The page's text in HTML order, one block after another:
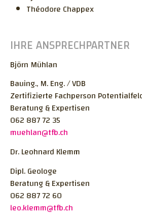
Théodore Chappex
IHRE ANSPRECHPARTNER
Björn Mühlan
Bauing., M. Eng. / VDB
Zertifizierte Fachperson
Beratung & Expertisen
062 887 72 35
muehlan@tfb.ch
Dr. Leohnard Klemm
Dipl. Geologe
Beratung & Expertisen
062 887 72 60
leo.klemm@tfb.ch